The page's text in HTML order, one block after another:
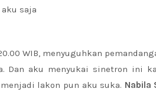
saja
WIB, menyuguhkan
Dan aku menyukai sinetron ini
lakon pun aku suka. Nabila